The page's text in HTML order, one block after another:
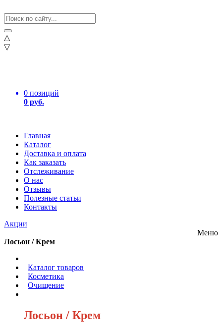
△
▽
0 позиций
0 руб.
Главная
Каталог
Доставка и оплата
Как заказать
Отслеживание
О нас
Отзывы
Полезные статьи
Контакты
Акции
Меню
Лосьон / Крем
Каталог товаров
Косметика
Очищение
Лосьон / Крем